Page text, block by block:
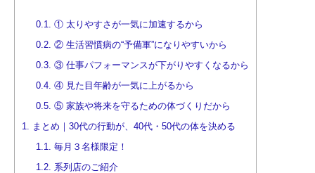
0.1.
① 太りやすさが一気に加速するから
0.2. ② 生活習慣病の“予備軍”になりやすいから
0.3. ③ 仕事パフォーマンスが下がりやすくなるから
0.4. ④ 見た目年齢が一気に上がるから
0.5. ⑤ 家族や将来を守るための体づくりだから
1.
まとめ｜30代の行動が、40代・50代の体を決める
1.1.
毎月３名様限定！
1.2. 系列店のご紹介